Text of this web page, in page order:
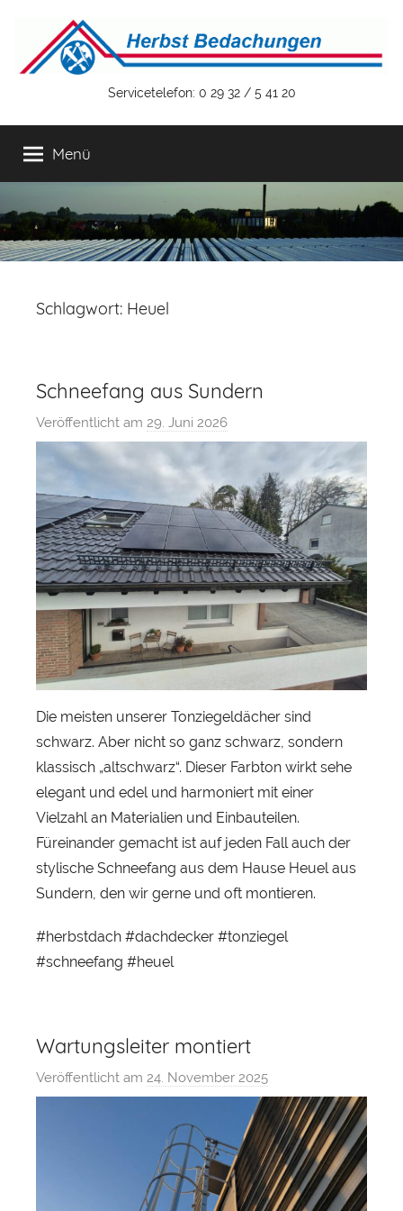
springen
Herbst
Bedachungen
GmbH
&
Servicetelefon: 0 29 32 / 5 41 20
Menü
Schlagwort: Heuel
Schneefang aus Sundern
Veröffentlicht am 29. Juni 2026
o
S
e
b
a
s
t
a
e
r
b
s
t
Die meisten unserer Tonziegeldächer sind
schwarz. Aber nicht so ganz schwarz, sondern
klassisch „altschwarz“. Dieser Farbton wirkt sehe
elegant und edel und harmoniert mit einer
Vielzahl an Materialien und Einbauteilen.
Füreinander gemacht ist auf jeden Fall auch der
stylische Schneefang aus dem Hause Heuel aus
Sundern, den wir gerne und oft montieren.
#herbstdach #dachdecker #tonziegel
#schneefang #heuel
Wartungsleiter montiert
Veröffentlicht am 24. November 2025
o
n
S
e
b